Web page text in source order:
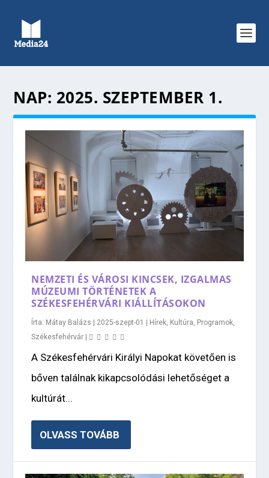
NAP: 2025. SZEPTEMBER 1.
NEMZETI ÉS VÁROSI KINCSEK, IZGALMAS
MÚZEUMI TÖRTÉNETEK A
SZÉKESFEHÉRVÁRI KIÁLLÍTÁSOKON
Írta: Mátay Balázs | 2025-szept-01 | Hírek Kultúra Programok
Székesfehérvár |
A Székesfehérvári Királyi Napokat követően is
bőven találnak kikapcsolódási lehetőséget a
kultúrát...
OLVASS TOVÁBB